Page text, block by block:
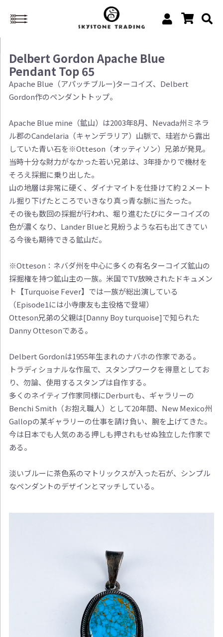
Delbert Gordon Apache Blue
Pendant Top 65
Apache Blue（アパッチブルー)ターコイズ、Delbert
Gordon作のぺンダントトップ。
Apache Blue mine（鉱山）は2003年8月、Nevada州ミネラ
ル郡のCandelaria（キャンデラリア）山脈で、珪岩から露出
していた青い石を※Otteson（オッティソン）兄弟が発見。
当時十分な財力がなかった若い兄弟は、3年掛かりで機材を
そろえ採掘に乗り出した。
山の地層は非常に硬く、ダイナマイトを仕掛けて約２メート
ル掘り下げたところでいきなり真っ青な脈に当たった。
その後も数回の採掘が行われ、堀り進むたびにターコイズの
色が濃くなり、Lander Blueと見紛うような石も出てきてい
る今後も期待できる鉱山だ。
※Otteson：ネバダ州を中心に多くの有名ターコイズ鉱山の
採掘権を持つ鉱山主の一族。米国でTV放映されたドキュメン
ト【Turquoise Fever】では一族が総出演している
（Episode1には小寺康友も主役格で登場）
Otteson兄弟の父親は[Danny Boy turquoise]で知られた
Danny Ottesonである。
Delbert Gordonは1955年生まれのナバホの作家である。
トラディショナルな作風で、スタンプワークを得意としてお
り、勿論、使用するスタンプは自作する。
多くのネイティブ作家同様にDerburtも、ギャラリーの
Benchi Smith（お抱え職人）として20年間、New Mexico州
Gallopの某ギャラリーの仕事を請け負い、腕を上げてきた。
今は日本でも人気のある押しも押されもせぬ独立した作家で
ある。
淡いブルーに茶色系のマトリックスが入った石が、シンプル
なペンダントのデザインとマッチしている。